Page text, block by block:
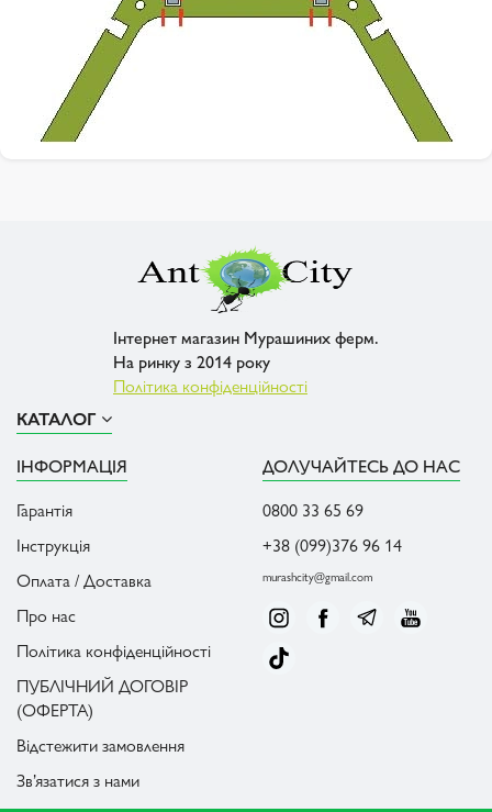
Інтернет магазин Мурашиних ферм.
На ринку з 2014 року
Політика конфіденційності
КАТАЛОГ
ІНФОРМАЦІЯ
Гарантія
Інструкція
Оплата / Доставка
Про нас
Політика конфіденційності
ПУБЛІЧНИЙ ДОГОВІР
(ОФЕРТА)
Відстежити замовлення
Зв’язатися з нами
ДОЛУЧАЙТЕСЬ ДО НАС
0800 33 65 69
+38 (099)376 96 14
murashcity@gmail.com